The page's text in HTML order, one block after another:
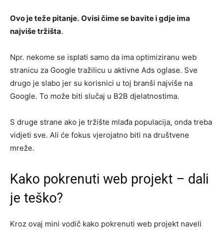
Ovo je teže pitanje. Ovisi čime se bavite i gdje ima
najviše tržišta.
Npr. nekome se isplati samo da ima optimiziranu web
stranicu za Google tražilicu u aktivne Ads oglase. Sve
drugo je slabo jer su korisnici u toj branši najviše na
Google. To može biti slučaj u B2B djelatnostima.
S druge strane ako je tržište mlađa populacija, onda treba
vidjeti sve. Ali će fokus vjerojatno biti na društvene
mreže.
Kako pokrenuti web projekt – dali
je teško?
Kroz ovaj mini vodič kako pokrenuti web projekt naveli